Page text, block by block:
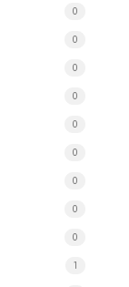
0
0
0
0
0
0
0
0
0
1